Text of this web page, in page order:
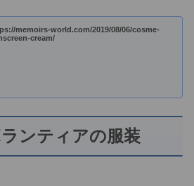
memoirs-world.com/2019/08/06/cosme-
cream/
ンティアの服装